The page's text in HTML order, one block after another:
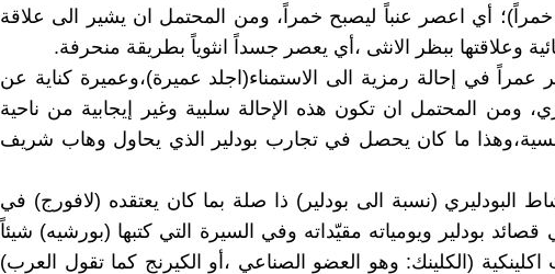
أي اعصر عنباً ليصبح خمراً، ومن المحتمل ان يشير الى علاقة
وعلاقتها ببظر الانثى ،أي يعصر جسداً انثوياً بطريقة منحرفة.
عمراً في إحالة رمزية الى الاستمناء(اجلد عميرة)،وعميرة كناية عن
ومن المحتمل ان تكون هذه الإحالة سلبية وغير إيجابية من ناحية
ما كان يحصل في تجارب بودلير الذي يحاول وهاب شريف
البودليري (نسبة الى بودلير) ذا صلة بما كان يعتقده (لافورج) في
قصائد بودلير ويومياته مقيّداته وفي السيرة التي كتبها (بورشيه) شيئاً
(الكلينك: وهو العضو الصناعي ،أو الكيرنج كما تقول العرب)